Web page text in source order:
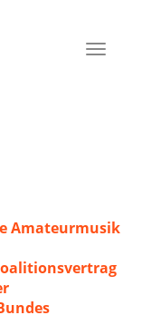
Toggle
Amateurmusik